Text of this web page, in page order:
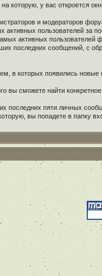
которую, у вас откроется
и модераторов
пользователей за
активных
последних сообщений, с
в которых появились новые
вы сможете найти
последних пяти личных
вы попадете в папку